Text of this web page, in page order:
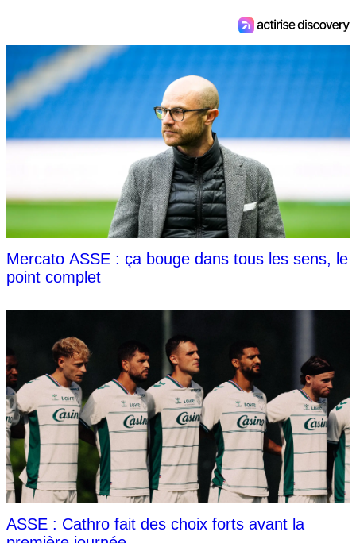
Mercato ASSE : ça bouge dans tous les sens, le
point complet
ASSE : Cathro fait des choix forts avant la